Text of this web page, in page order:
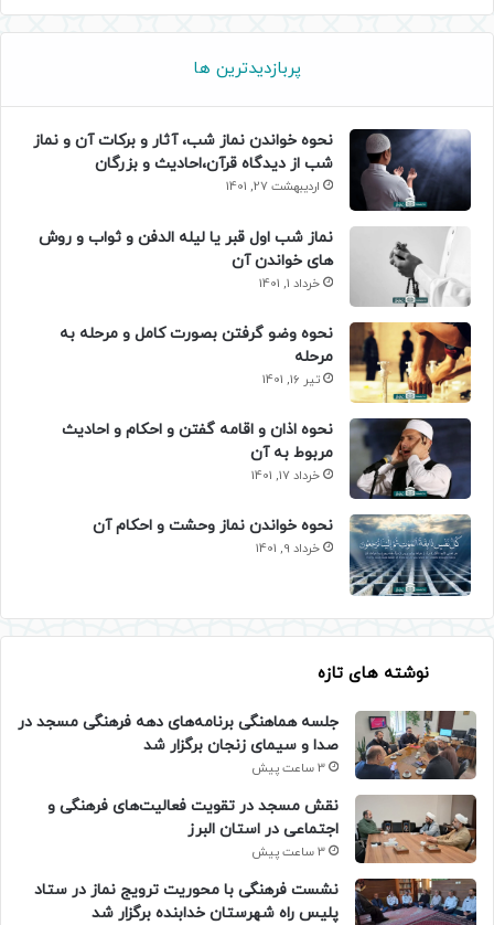
پربازدیدترین ها
نحوه خواندن نماز شب، آثار و برکات آن و نماز
شب از دیدگاه قرآن،احادیث و بزرگان
اردیبهشت 27, 1401
نماز شب اول قبر یا لیله الدفن و ثواب و روش
های خواندن آن
خرداد 1, 1401
نحوه وضو گرفتن بصورت کامل و مرحله به
مرحله
تیر 16, 1401
نحوه اذان و اقامه گفتن و احکام و احادیث
مربوط به آن
خرداد 17, 1401
نحوه خواندن نماز وحشت و احکام آن
خرداد 9, 1401
نوشته های تازه
جلسه هماهنگی برنامه‌های دهه فرهنگی مسجد در
صدا و سیمای زنجان برگزار شد
3 ساعت پیش
نقش مسجد در تقویت فعالیت‌های فرهنگی و
اجتماعی در استان البرز
3 ساعت پیش
نشست فرهنگی با محوریت ترویج نماز در ستاد
پلیس راه شهرستان خدابنده برگزار شد